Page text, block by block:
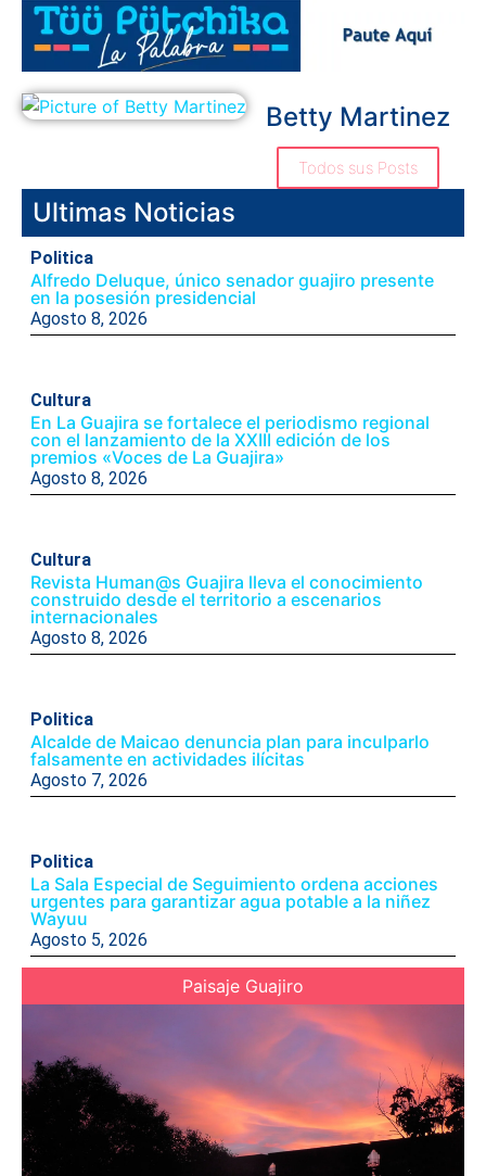
Betty Martinez
Todos sus Posts
Ultimas Noticias
Politica
Alfredo Deluque, único senador guajiro presente
en la posesión presidencial
Agosto 8, 2026
Cultura
En La Guajira se fortalece el periodismo regional
con el lanzamiento de la XXIII edición de los
premios «Voces de La Guajira»
Agosto 8, 2026
Cultura
Revista Human@s Guajira lleva el conocimiento
construido desde el territorio a escenarios
internacionales
Agosto 8, 2026
Politica
Alcalde de Maicao denuncia plan para inculparlo
falsamente en actividades ilícitas
Agosto 7, 2026
Politica
La Sala Especial de Seguimiento ordena acciones
urgentes para garantizar agua potable a la niñez
Wayuu
Agosto 5, 2026
Paisaje Guajiro